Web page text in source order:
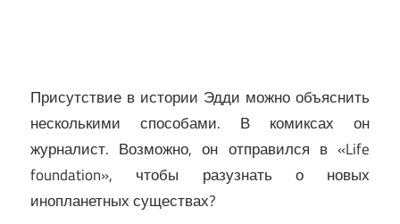
Присутствие в истории Эдди можно объяснить
несколькими способами. В комиксах он
журналист. Возможно, он отправился в «Life
foundation», чтобы разузнать о новых
инопланетных существах?